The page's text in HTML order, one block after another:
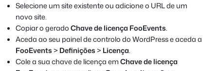
Selecione um site existente ou adicione o URL de um
novo site.
Copiar o geradoChave de licença FooEvents.
Aceda ao seu painel de controlo do WordPress e aceda a
FooEvents> Definições> Licença.
Cole a sua chave de licença emChave de licença